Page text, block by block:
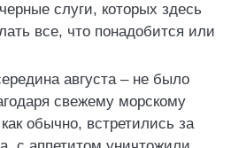
слуги, которых здесь
все, что понадобится или
августа – не было
свежему морскому
обычно, встретились за